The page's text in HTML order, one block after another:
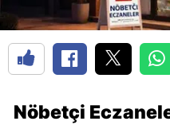
Nöbetçi